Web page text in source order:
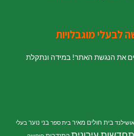
לבעלי מוגבלויות
את הנגשת האתר! במידה ונתקלת
אושילנד בית חולים מאיר בית ספר בני נוער בעלי